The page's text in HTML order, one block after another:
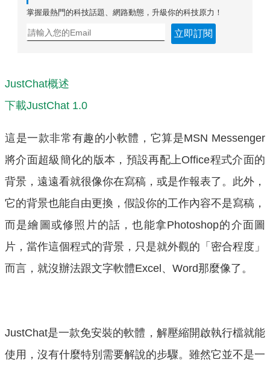
掌握最熱門的科技話題、網路動態，升級你的科技原力！
立即訂閱
JustChat概述
下載JustChat 1.0
這是一款非常有趣的小軟體，它算是MSN Messenger
將介面超級簡化的版本，預設再配上Office程式介面的
背景，遠遠看就很像你在寫稿，或是作報表了。此外，
它的背景也能自由更換，假設你的工作內容不是寫稿，
而是繪圖或修照片的話，也能拿Photoshop的介面圖
片，當作這個程式的背景，只是就外觀的「密合程度」
而言，就沒辦法跟文字軟體Excel、Word那麼像了。
JustChat是一款免安裝的軟體，解壓縮開啟執行檔就能
使用，沒有什麼特別需要解說的步驟。雖然它並不是一